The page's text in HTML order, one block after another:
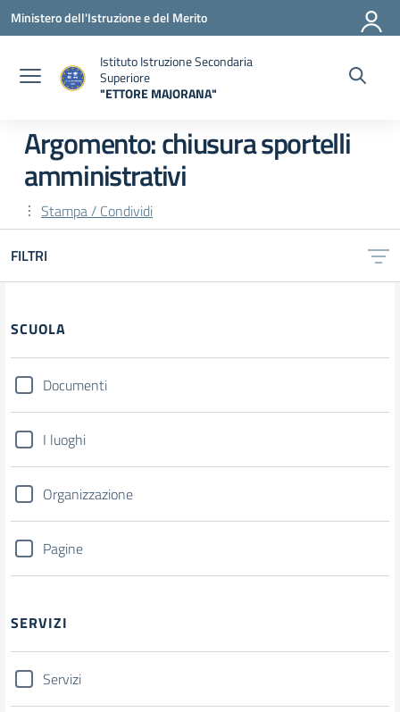
Vai ai contenuti
Vai al menu di navigazione
Vai al footer
Ministero dell'Istruzione e del Merito
Istituto Istruzione Secondaria
Superiore
"ETTORE MAJORANA"
Argomento: chiusura sportelli
amministrativi
Stampa / Condividi
FILTRI
Filtri
SCUOLA
Documenti
I luoghi
Organizzazione
Pagine
SERVIZI
Servizi